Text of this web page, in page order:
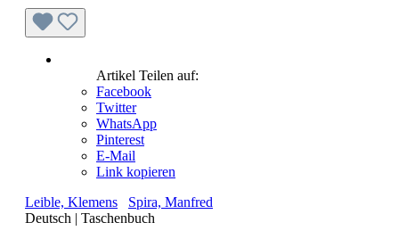
Artikel Teilen auf:
Facebook
Twitter
WhatsApp
Pinterest
E-Mail
Link kopieren
Leible, Klemens
Spira, Manfred
Deutsch | Taschenbuch